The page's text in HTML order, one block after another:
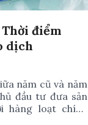
Thời điểm
dịch
năm cũ và năm
đầu tư đưa sản
loạt chính